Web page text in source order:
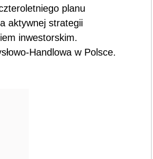
planu
aktywnej strategii
inwestorskim.
Handlowa w Polsce.